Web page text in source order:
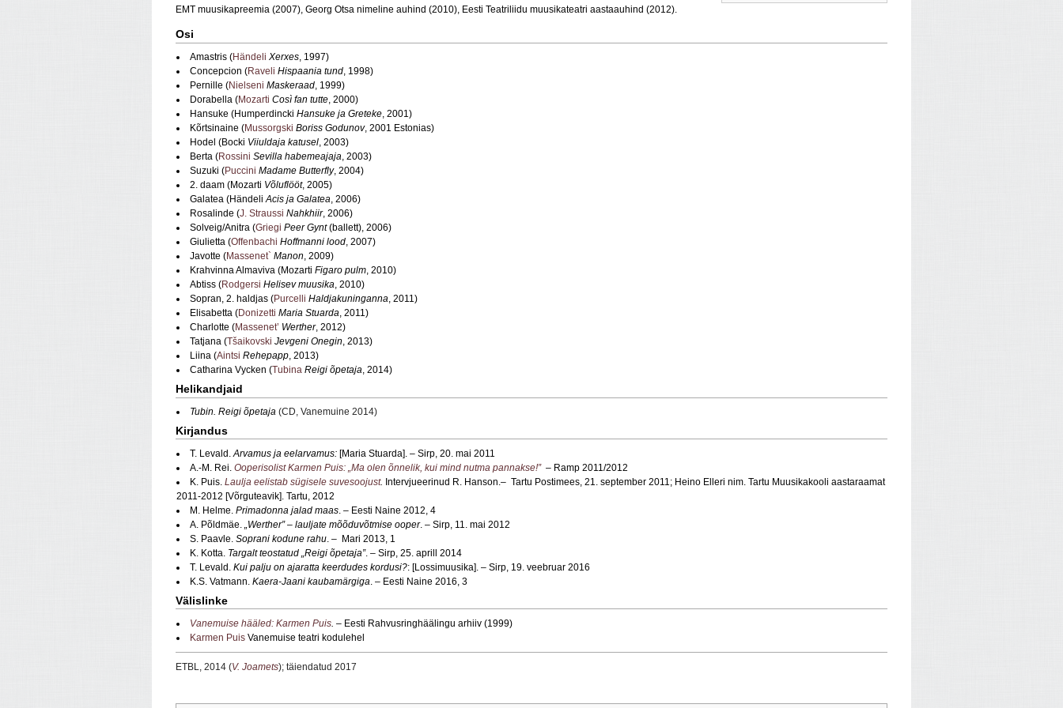
EMT muusikapreemia (2007), Georg Otsa nimeline auhind (2010), Eesti Teatriliidu muusikateatri aastaauhind (2012).
Osi
Amastris (Händeli Xerxes, 1997)
Concepcion (Raveli Hispaania tund, 1998)
Pernille (Nielseni Maskeraad, 1999)
Dorabella (Mozarti Così fan tutte, 2000)
Hansuke (Humperdincki Hansuke ja Greteke, 2001)
Kõrtsinaine (Mussorgski Boriss Godunov, 2001 Estonias)
Hodel (Bocki Viiuldaja katusel, 2003)
Berta (Rossini Sevilla habemeajaja, 2003)
Suzuki (Puccini Madame Butterfly, 2004)
2. daam (Mozarti Võluflööt, 2005)
Galatea (HändeliAcis ja Galatea, 2006)
Rosalinde (J. Straussi Nahkhiir, 2006)
Solveig/Anitra (Griegi Peer Gynt(ballett), 2006)
Giulietta (Offenbachi Hoffmanni lood, 2007)
Javotte (Massenet` Manon, 2009)
Krahvinna Almaviva (Mozarti Figaro pulm, 2010)
Abtiss (Rodgersi Helisev muusika, 2010)
Sopran, 2. haldjas (Purcelli Haldjakuninganna, 2011)
Elisabetta (Donizetti Maria Stuarda, 2011)
Charlotte (Massenet’ Werther, 2012)
Tatjana (Tšaikovski Jevgeni Onegin, 2013)
Liina (Aintsi Rehepapp, 2013)
Catharina Vycken (Tubina Reigi õpetaja, 2014)
Helikandjaid
Tubin. Reigi õpetaja (CD, Vanemuine 2014)
Kirjandus
T. Levald.Arvamus ja eelarvamus: [Maria Stuarda]. – Sirp, 20. mai 2011
A.-M. Rei. Ooperisolist Karmen Puis: „Ma olen õnnelik, kui mind nutma pannakse!” – Ramp 2011/2012
K. Puis. Laulja eelistab sügisele suvesoojust. Intervjueerinud R. Hanson.– Tartu Postimees, 21. september 2011; Heino Elleri nim. Tartu Muusikakooli aastaraamat
2011-2012 [Võrguteavik]. Tartu, 2012
M. Helme. Primadonna jalad maas. – Eesti Naine 2012, 4
A. Põldmäe. „Werther” – lauljate mõõduvõtmise ooper. – Sirp, 11. mai 2012
S. Paavle. Soprani kodune rahu. – Mari 2013, 1
K. Kotta. Targalt teostatud „Reigi õpetaja”. – Sirp, 25. aprill 2014
T. Levald. Kui palju on ajaratta keerdudes kordusi?: [Lossimuusika]. – Sirp, 19. veebruar 2016
K.S. Vatmann. Kaera-Jaani kaubamärgiga. – Eesti Naine 2016, 3
Välislinke
Vanemuise hääled: Karmen Puis – Eesti Rahvusringhäälingu arhiiv (1999)
Karmen Puis Vanemuise teatri kodulehel
ETBL, 2014 (V. Joamets); täiendatud 2017